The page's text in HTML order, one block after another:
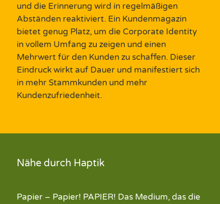
und die Erinnerung wird in regelmäßigen
Abständen reaktiviert. Ein Kundenmagazin
bietet genug Platz, um die Corporate Identity
in vollem Umfang zu zeigen und einen
Mehrwert für den Kunden zu schaffen.Dieser
Eindruck wirkt auf Dauer und manifestiert sich
in mehr Stammkunden und mehr
Kundenzufriedenheit.
Nähe durch Haptik
Papier – Papier! PAPIER! Das Medium, das die